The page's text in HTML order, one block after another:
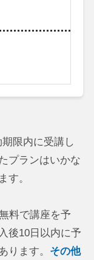
限内に受講し
プランはいかな
す。
料で講座を予
後10日以内に予
ります。 その他